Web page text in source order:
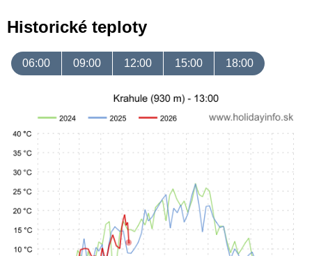
Historické teploty
06:00 09:00 12:00 15:00 18:00